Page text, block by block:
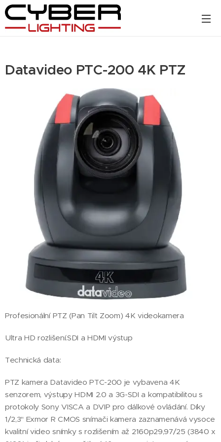
Datavideo PTC-200 4K PTZ
Profesionální PTZ (Pan Tilt Zoom) 4K videokamera
Ultra HD rozlišení.SDI a HDMI výstup
Technická data:
PTZ kamera Datavideo PTC-200 je vybavena 4K
senzorem, výstupy HDMI 2.0 a 3G-SDI a kompatibilitou s
protokoly Sony VISCA a DVIP pro dálkové ovládání. Díky
1/2,3" Exmor R CMOS snímači kamera zaznamenává vysoce
kvalitní video snímky s rozlišením až 2160p29,97/25 (3840 x